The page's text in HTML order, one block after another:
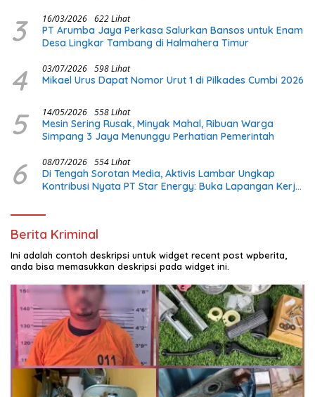
3 16/03/2026 622 Lihat
PT Arumba Jaya Perkasa Salurkan Bansos untuk Enam
Desa Lingkar Tambang di Halmahera Timur
4 03/07/2026 598 Lihat
Mikael Urus Dapat Nomor Urut 1 di Pilkades Cumbi 2026
5 14/05/2026 558 Lihat
Mesin Sering Rusak, Minyak Mahal, Ribuan Warga
Simpang 3 Jaya Menunggu Perhatian Pemerintah
6 08/07/2026 554 Lihat
Di Tengah Sorotan Media, Aktivis Lambar Ungkap
Kontribusi Nyata PT Star Energy: Buka Lapangan Kerja
Berita Kriminal
Ini adalah contoh deskripsi untuk widget recent post wpberita,
anda bisa memasukkan deskripsi pada widget ini.